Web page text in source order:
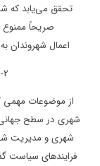
تحقق می‌یابد که
صریحاً ممنوع
اعمال شهروندان
-2
از موضوعات مهمی
شهری در سطح
شهری و مدیریت
فرایندهای سیاست